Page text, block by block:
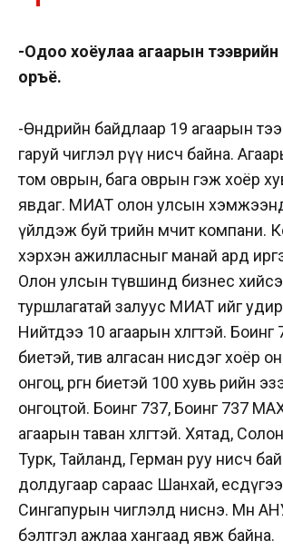
-Одоо хоёулаа агаарын тээврийн
оръё.
-Өнөөдрийн байдлаар 19 агаарын
гаруй чиглэл рүү нисч байна.
том оврын, бага оврын гэж хоёр
явдаг. МИАТ олон улсын
үйлдэж буй төрийн өмчит компани.
хэрхэн ажилласныг манай ард
Олон улсын түвшинд бизнес
туршлагатай залуус МИАТ ийг
Нийтдээ 10 агаарын хөлөгтэй. Боинг
биетэй, тив алгасан нисдэг хоёр
онгоц, өргөн биетэй 100 хувь өөрийн
онгоцтой. Боинг 737, Боинг 737
агаарын таван хөлөгтэй. Хятад,
Турк, Тайланд, Герман руу нисч
долдугаар сараас Шанхай,
Сингапурын чиглэлд ниснэ. Мөн
бэлтгэл ажлаа хангаад явж байна.